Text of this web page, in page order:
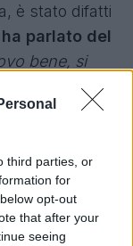
third parties, or
for
opt-out
that after your
seeing
è stato difatti
parlato del
bene, si
mentre
Ora durante
buona,
Io
ancora
in gioco e di